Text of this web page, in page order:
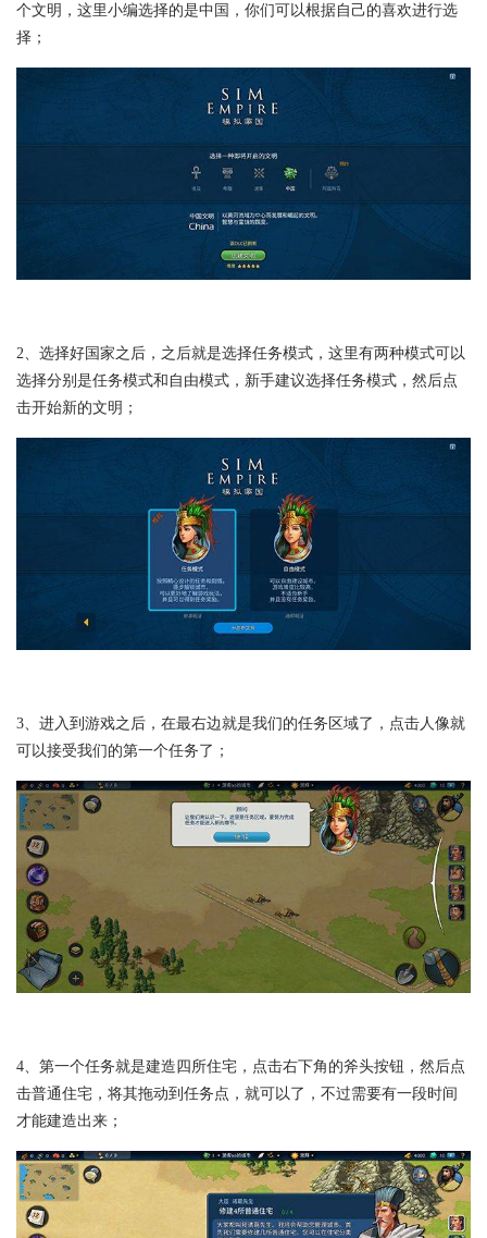
个文明，这里小编选择的是中国，你们可以根据自己的喜欢进行选
择；
2、选择好国家之后，之后就是选择任务模式，这里有两种模式可以
选择分别是任务模式和自由模式，新手建议选择任务模式，然后点
击开始新的文明；
3、进入到游戏之后，在最右边就是我们的任务区域了，点击人像就
可以接受我们的第一个任务了；
4、第一个任务就是建造四所住宅，点击右下角的斧头按钮，然后点
击普通住宅，将其拖动到任务点，就可以了，不过需要有一段时间
才能建造出来；